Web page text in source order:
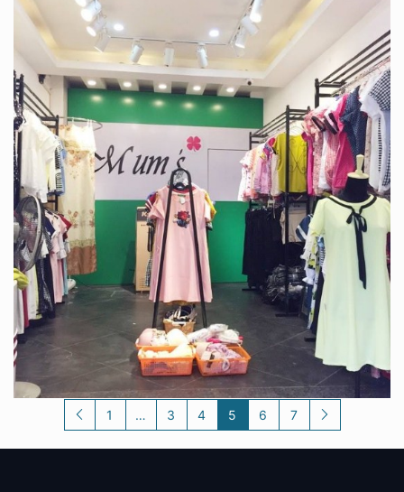
Thiết kế shop quần áo nhỏ
Với những shop quần áo có diện tích nhỏ thì cần
thiết kế và decor trang trí shop quần áo
25/12/2021
1 … 3 4 5 6 7